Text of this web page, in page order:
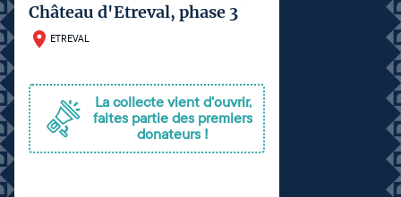
Château d'Etreval, phase 3
ETREVAL
La collecte vient d'ouvrir,
faites partie des premiers
donateurs !